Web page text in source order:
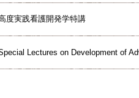
度実践看護開発学特講
Lectures on Development of